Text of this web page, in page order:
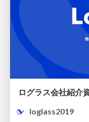
ログラス会社紹介
loglass2019